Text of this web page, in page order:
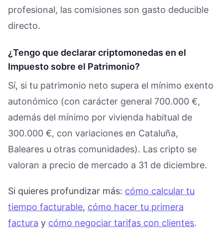
profesional, las comisiones son gasto deducible
directo.
¿Tengo que declarar criptomonedas en el
Impuesto sobre el Patrimonio?
Sí, si tu patrimonio neto supera el mínimo exento
autonómico (con carácter general 700.000 €,
además del mínimo por vivienda habitual de
300.000 €, con variaciones en Cataluña,
Baleares u otras comunidades). Las cripto se
valoran a precio de mercado a 31 de diciembre.
Si quieres profundizar más: cómo calcular tu
tiempo facturable, cómo hacer tu primera
factura y cómo negociar tarifas con clientes.